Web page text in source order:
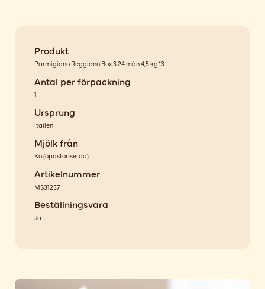
Produkt
Parmigiano Reggiano Box 3 24 mån 4,5 kg*3
Antal per förpackning
1
Ursprung
Italien
Mjölk från
Ko(opastöriserad)
Artikelnummer
MS31237
Beställningsvara
Ja